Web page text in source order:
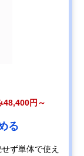
円～
る
ず単体で使え